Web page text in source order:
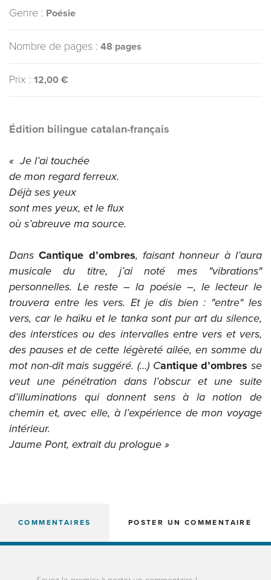
Genre : Poésie
Nombre de pages : 48 pages
Prix : 12,00 €
Édition bilingue catalan-français
« Je l’ai touchée
de mon regard ferreux.
Déjà ses yeux
sont mes yeux, et le flux
où s’abreuve ma source.
DansCantique d’ombres, faisant honneur à l’aura
musicale du titre, j’ai noté mes "vibrations"
personnelles. Le reste – la poésie –, le lecteur le
trouvera entre les vers. Et je dis bien : "entre" les
vers, car le haïku et le tanka sont pur art du silence,
des interstices ou des intervalles entre vers et vers,
des pauses et de cette légèreté ailée, en somme du
mot non-dit mais suggéré. (…) Cantique d’ombres se
veut une pénétration dans l’obscur et une suite
d’illuminations qui donnent sens à la notion de
chemin et, avec elle, à l’expérience de mon voyage
intérieur.
Jaume Pont, extrait du prologue »
COMMENTAIRES POSTER UN COMMENTAIRE